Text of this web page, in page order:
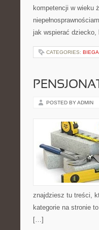
kompetencji w wieku
jak wspierać
CATEGORIES:
POSTED BY ADMIN
znajdziesz tu treści,
kategorie na stronie
[…]